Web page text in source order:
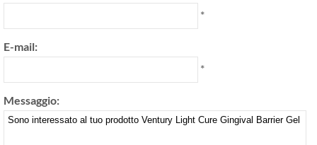
*
E-mail:
*
Messaggio: